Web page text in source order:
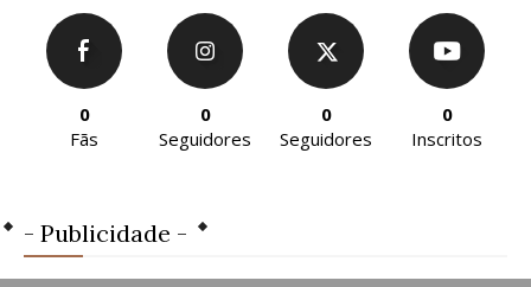
0
Fãs
0
Seguidores
0
Seguidores
0
Inscritos
- Publicidade -